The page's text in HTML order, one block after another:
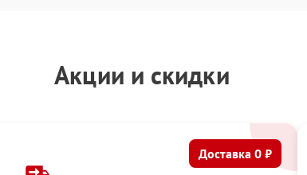
Акции и скидки
Доставка 0 ₽